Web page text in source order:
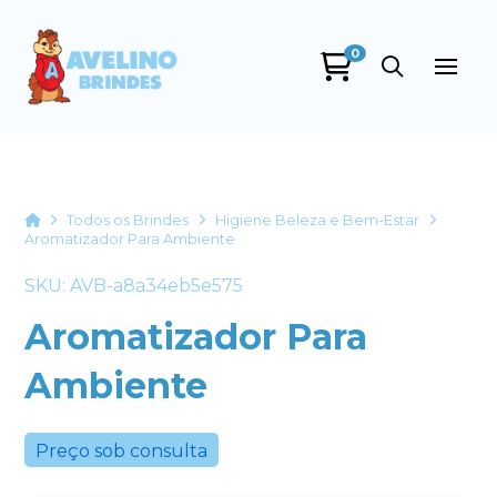
0
HomeTodos os Brindes
Higiene Beleza e Bem-Estar
Aromatizador Para Ambiente
SKU: AVB-a8a34eb5e575
Aromatizador Para
Ambiente
Preço sob consulta
+55